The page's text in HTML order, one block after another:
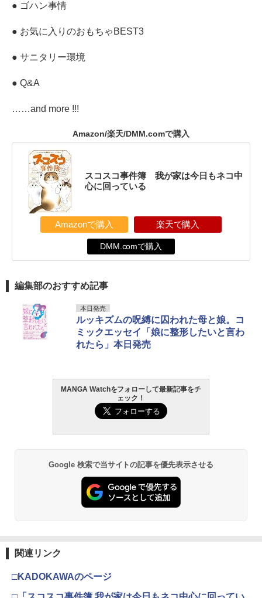
● ゴハン事情
● お気に入りのおもちゃBEST3
● サニタリー環境
● Q&A
……and more !!!
Amazon/楽天/DMM.comで購入
スコスコ事件簿 我が家は今日もネコ中
心に回っている
Amazonで購入 楽天で購入
DMM.comで購入
編集部のおすすめ記事
本日発売
ルッキズムの呪縛に囚われた母と娘。コ
ミックエッセイ「娘に整形したいと言わ
れたら」本日発売
MANGA Watchをフォローして最新記事をチ
ェック！
Google 検索で当サイトの記事を優先表示させる
関連リンク
□KADOKAWAのページ